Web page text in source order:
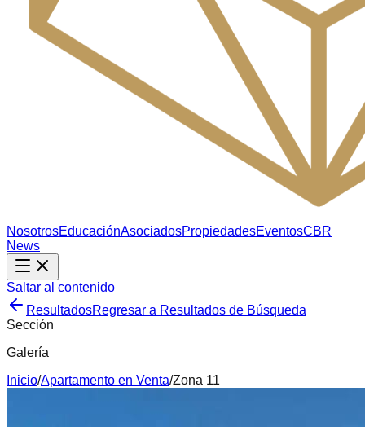
NosotrosEducaciónAsociadosPropiedadesEventosCBR
News
Saltar al contenido
ResultadosRegresar a Resultados de Búsqueda
Sección
Galería
Inicio/Apartamento en Venta/Zona 11